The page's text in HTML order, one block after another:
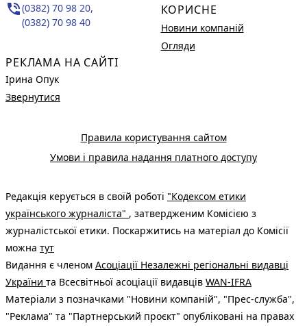
phone_in_talk(0382) 70 98 20,
(0382) 70 98 40
РЕКЛАМА НА САЙТІ
Ірина Опук
Звернутися
КОРИСНЕ
Новини компаній
Огляди
Правила користування сайтом
Умови і правила надання платного доступу
Редакція керується в своїй роботі "Кодексом етики
українського журналіста" , затвердженим Комісією з
журналістської етики. Поскаржитись на матеріал до Комісії
можна тут
Видання є членом Асоціації Незалежні регіональні видавці
України та Всесвітньої асоціації видавців WAN-IFRA
Матеріали з позначками "Новини компаній", "Прес-служба",
"Реклама" та "Партнерський проєкт" опубліковані на правах